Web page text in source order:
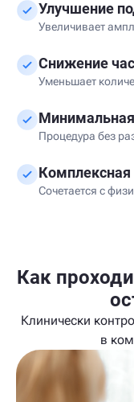
Улучшение
Увеличивает
Снижение
Уменьшает
Процедура без
Комплексная
Сочетается с
Как
Клинически
в